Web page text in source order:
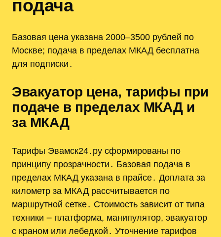
подача
Базовая цена указана 2000–3500 рублей по
Москве; подача в пределах МКАД бесплатна
для подписки․
Эвакуатор цена, тарифы при
подаче в пределах МКАД и
за МКАД
Тарифы Эвамск24․ру сформированы по
принципу прозрачности․ Базовая подача в
пределах МКАД указана в прайсе․ Доплата за
километр за МКАД рассчитывается по
маршрутной сетке․ Стоимость зависит от типа
техники ౼ платформа, манипулятор, эвакуатор
с краном или лебедкой․ Уточнение тарифов